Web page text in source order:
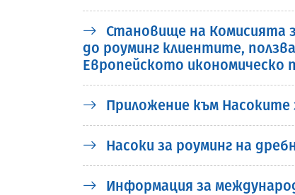
Становище на Комисията
до роуминг клиентите,
Европейското икономическо
Приложение към Насоките
Насоки за роуминг на
Информация за